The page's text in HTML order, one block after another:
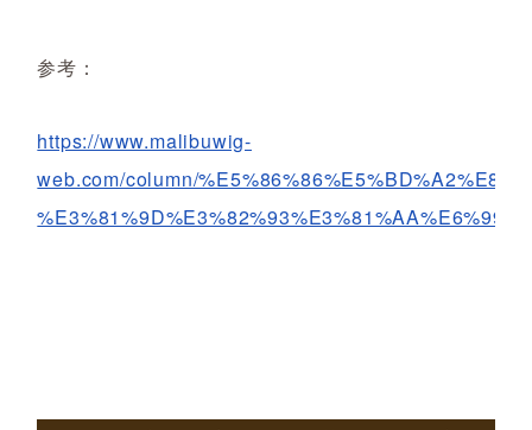
参考：
https://www.malibuwig-
web.com/column/